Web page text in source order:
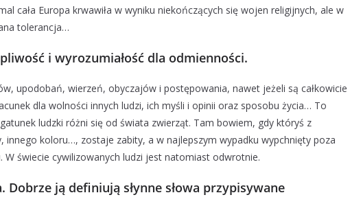
cała Europa krwawiła w wyniku niekończących się wojen religijnych, ale w
tolerancja…
i wyrozumiałość dla odmienności.
upodobań, wierzeń, obyczajów i postępowania, nawet jeżeli są całkowicie
dla wolności innych ludzi, ich myśli i opinii oraz sposobu życia… To
ludzki różni się od świata zwierząt. Tam bowiem, gdy któryś z
innego koloru…, zostaje zabity, a w najlepszym wypadku wypchnięty poza
świecie cywilizowanych ludzi jest natomiast odwrotnie.
Dobrze ją definiują słynne słowa przypisywane